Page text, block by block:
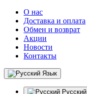
О нас
Доставка и оплата
Обмен и возврат
Акции
Новости
Контакты
Язык
Русский